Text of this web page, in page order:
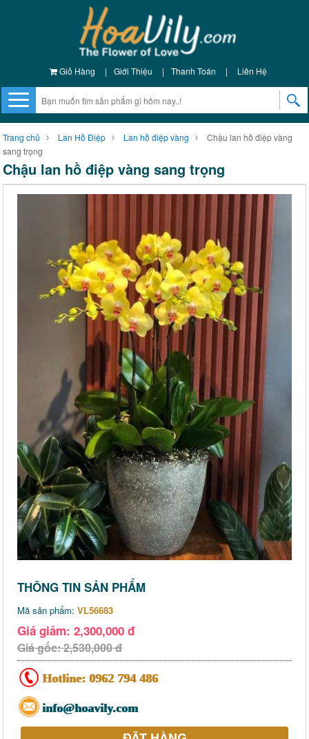
Giỏ Hàng | Giới Thiệu | Thanh Toán | Liên Hệ
Trang chủ Lan Hồ Điệp Lan hồ điệp vàng
Chậu lan hồ điệp vàng
sang trọng
Chậu lan hồ điệp vàng sang trọng
THÔNG TIN SẢN PHẨM
Mã sản phẩm: VL56683
Giá giảm: 2,300,000 đ
Giá gốc: 2,530,000 đ
Hotline: 0962 794 486
info@hoavily.com